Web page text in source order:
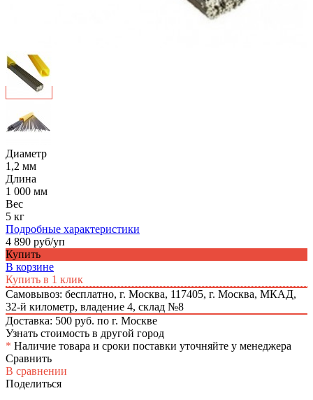
Диаметр
1,2 мм
Длина
1 000 мм
Вес
5 кг
Подробные характеристики
4 890 руб/уп
Купить
В корзине
Купить в 1 клик
Самовывоз: бесплатно, г. Москва, 117405, г. Москва, МКАД,
32-й километр, владение 4, склад №8
Доставка: 500 руб. по г. Москве
Узнать стоимость в другой город
* Наличие товара и сроки поставки уточняйте у менеджера
Сравнить
В сравнении
Поделиться